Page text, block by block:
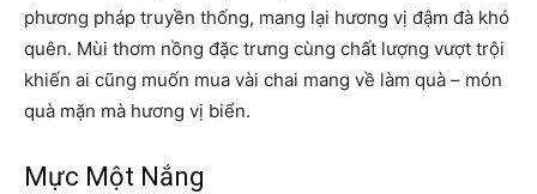
phương pháp truyền thống, mang lại hương vị đậm đà khó
quên. Mùi thơm nồng đặc trưng cùng chất lượng vượt trội
khiến ai cũng muốn mua vài chai mang về làm quà – món
quà mặn mà hương vị biển.
Mực Một Nắng